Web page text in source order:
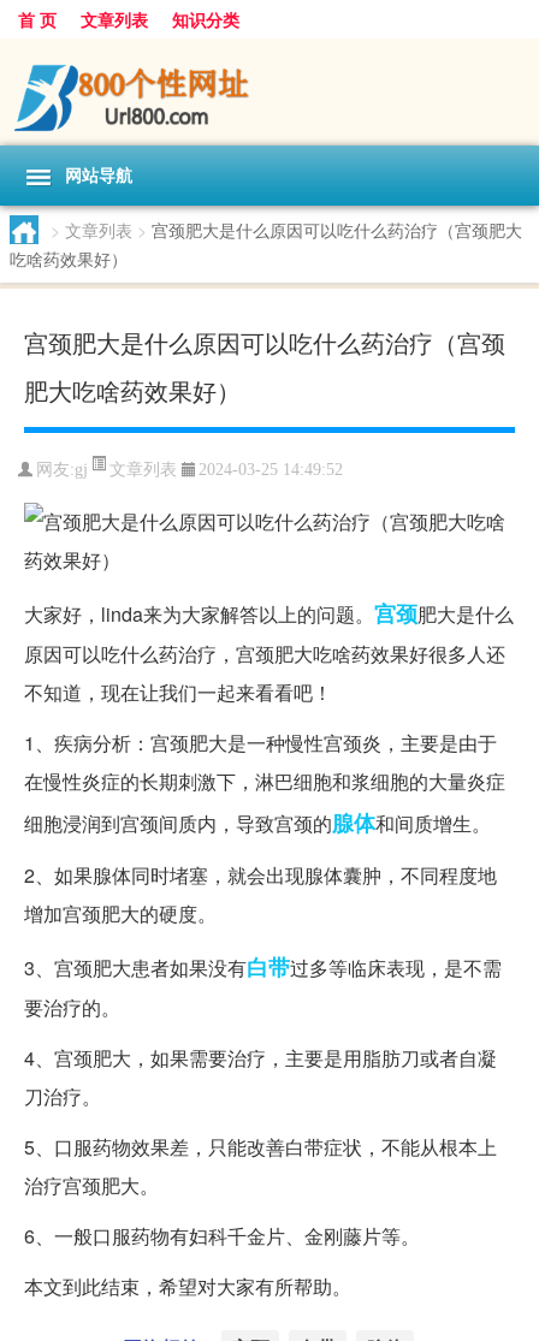
首 页 文章列表 知识分类
网站导航
> 文章列表 > 宫颈肥大是什么原因可以吃什么药治疗（宫颈肥大
吃啥药效果好）
宫颈肥大是什么原因可以吃什么药治疗（宫颈
肥大吃啥药效果好）
网友:gj 文章列表 2024-03-25 14:49:52
大家好，linda来为大家解答以上的问题。 宫颈肥大是什么
原因可以吃什么药治疗，宫颈肥大吃啥药效果好很多人还
不知道，现在让我们一起来看看吧！
1、疾病分析：宫颈肥大是一种慢性宫颈炎，主要是由于
在慢性炎症的长期刺激下，淋巴细胞和浆细胞的大量炎症
细胞浸润到宫颈间质内，导致宫颈的腺体和间质增生。
2、如果腺体同时堵塞，就会出现腺体囊肿，不同程度地
增加宫颈肥大的硬度。
3、宫颈肥大患者如果没有白带过多等临床表现，是不需
要治疗的。
4、宫颈肥大，如果需要治疗，主要是用脂肪刀或者自凝
刀治疗。
5、口服药物效果差，只能改善白带症状，不能从根本上
治疗宫颈肥大。
6、一般口服药物有妇科千金片、金刚藤片等。
本文到此结束，希望对大家有所帮助。